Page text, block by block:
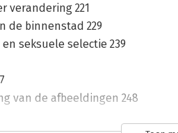
verandering 221
de binnenstad 229
seksuele selectie 239
van de afbeeldingen 248